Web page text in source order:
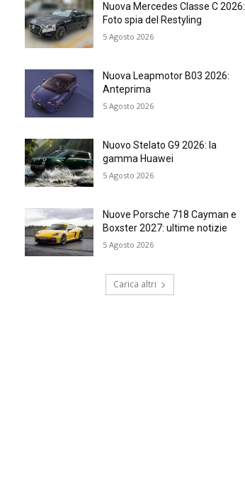
Nuova Mercedes Classe C 2026:
Foto spia del Restyling
5 Agosto 2026
Nuova Leapmotor B03 2026:
Anteprima
5 Agosto 2026
Nuovo Stelato G9 2026: la
gamma Huawei
5 Agosto 2026
Nuove Porsche 718 Cayman e
Boxster 2027: ultime notizie
5 Agosto 2026
Carica altri